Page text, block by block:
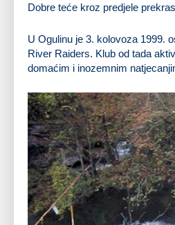
Dobre teće kroz predjele
U Ogulinu je 3. kolovoza 1999.
River Raiders. Klub od tada
domaćim i inozemnim